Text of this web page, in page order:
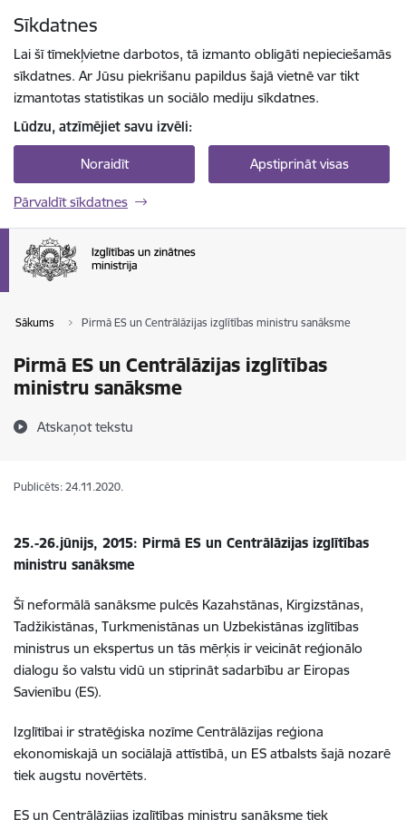
Sīkdatnes
Lai šī tīmekļvietne darbotos, tā izmanto obligāti nepieciešamās
sīkdatnes. Ar Jūsu piekrišanu papildus šajā vietnē var tikt
izmantotas statistikas un sociālo mediju sīkdatnes.
Lūdzu, atzīmējiet savu izvēli:
Noraidīt Apstiprināt visas
Pārvaldīt sīkdatnes
Sākums Pirmā ES un Centrālāzijas izglītības ministru sanāksme
Pirmā ES un Centrālāzijas izglītības
ministru sanāksme
Atskaņot tekstu
Publicēts: 24.11.2020.
25.-26.jūnijs, 2015: Pirmā ES un Centrālāzijas izglītības
ministru sanāksme
Šī neformālā sanāksme pulcēs Kazahstānas, Kirgizstānas,
Tadžikistānas, Turkmenistānas un Uzbekistānas izglītības
ministrus un ekspertus un tās mērķis ir veicināt reģionālo
dialogu šo valstu vidū un stiprināt sadarbību ar Eiropas
Savienību (ES).
Izglītībai ir stratēģiska nozīme Centrālāzijas reģiona
ekonomiskajā un sociālajā attīstībā, un ES atbalsts šajā nozarē
tiek augstu novērtēts.
ES un Centrālāzijas izglītības ministru sanāksme tiek